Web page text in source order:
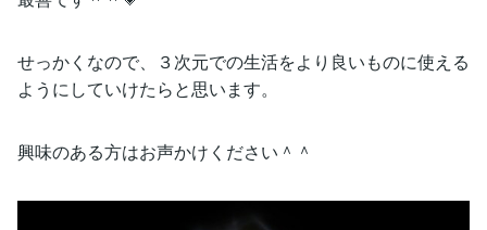
せっかくなので、３次元での生活をより良いものに使える
ようにしていけたらと思います。
興味のある方はお声かけください＾＾